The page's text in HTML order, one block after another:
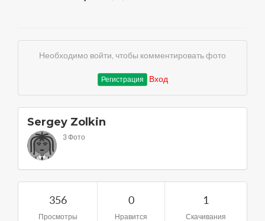
Необходимо войти, чтобы комментировать фото
Регистрация Вход
Sergey Zolkin
3 Фото
356
Просмотры
0
Нравится
1
Скачивания